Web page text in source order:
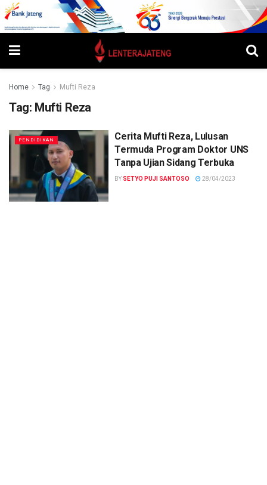
Home Tag Mufti Reza
Tag: Mufti Reza
PENDIDIKAN
Cerita Mufti Reza, Lulusan
Termuda Program Doktor UNS
Tanpa Ujian Sidang Terbuka
BY SETYO PUJI SANTOSO 28/04/2023